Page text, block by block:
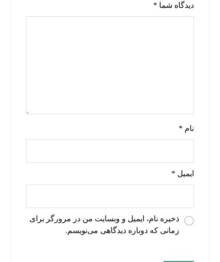
دیدگاه شما *
نام *
ایمیل *
ذخیره نام، ایمیل و وبسایت من در مرورگر برای
زمانی که دوباره دیدگاهی می‌نویسم.